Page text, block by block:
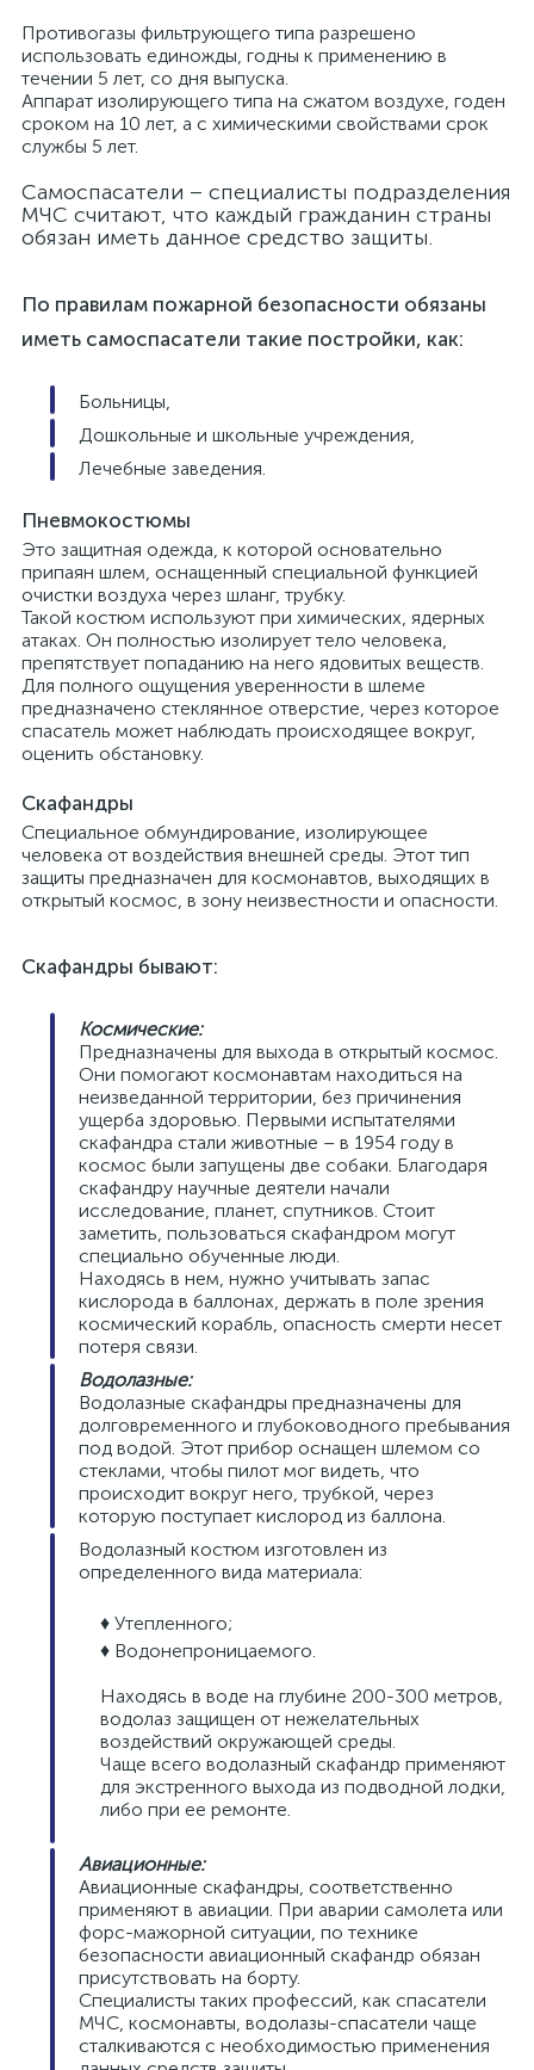
Противогазы фильтрующего типа разрешено
использовать единожды, годны к применению в
течении 5 лет, со дня выпуска.
Аппарат изолирующего типа на сжатом воздухе, годен
сроком на 10 лет, а с химическими свойствами срок
службы 5 лет.
Самоспасатели – cпециалисты подразделения
МЧС считают, что каждый гражданин страны
обязан иметь данное средство защиты.
По правилам пожарной безопасности обязаны
иметь самоспасатели такие постройки, как:
Больницы,
Дошкольные и школьные учреждения,
Лечебные заведения.
Пневмокостюмы
Это защитная одежда, к которой основательно
припаян шлем, оснащенный специальной функцией
очистки воздуха через шланг, трубку.
Такой костюм используют при химических, ядерных
атаках. Он полностью изолирует тело человека,
препятствует попаданию на него ядовитых веществ.
Для полного ощущения уверенности в шлеме
предназначено стеклянное отверстие, через которое
спасатель может наблюдать происходящее вокруг,
оценить обстановку.
Скафандры
Специальное обмундирование, изолирующее
человека от воздействия внешней среды. Этот тип
защиты предназначен для космонавтов, выходящих в
открытый космос, в зону неизвестности и опасности.
Скафандры бывают:
Космические:
Предназначены для выхода в открытый космос.
Они помогают космонавтам находиться на
неизведанной территории, без причинения
ущерба здоровью. Первыми испытателями
скафандра стали животные – в 1954 году в
космос были запущены две собаки. Благодаря
скафандру научные деятели начали
исследование, планет, спутников. Стоит
заметить, пользоваться скафандром могут
специально обученные люди.
Находясь в нем, нужно учитывать запас
кислорода в баллонах, держать в поле зрения
космический корабль, опасность смерти несет
потеря связи.
Водолазные:
Водолазные скафандры предназначены для
долговременного и глубоководного пребывания
под водой. Этот прибор оснащен шлемом со
стеклами, чтобы пилот мог видеть, что
происходит вокруг него, трубкой, через
которую поступает кислород из баллона.
Водолазный костюм изготовлен из
определенного вида материала:
♦ Утепленного;
♦ Водонепроницаемого.
Находясь в воде на глубине 200-300 метров,
водолаз защищен от нежелательных
воздействий окружающей среды.
Чаще всего водолазный скафандр применяют
для экстренного выхода из подводной лодки,
либо при ее ремонте.
Авиационные:
Авиационные скафандры, соответственно
применяют в авиации. При аварии самолета или
форс-мажорной ситуации, по технике
безопасности авиационный скафандр обязан
присутствовать на борту.
Специалисты таких профессий, как спасатели
МЧС, космонавты, водолазы-спасатели чаще
сталкиваются с необходимостью применения